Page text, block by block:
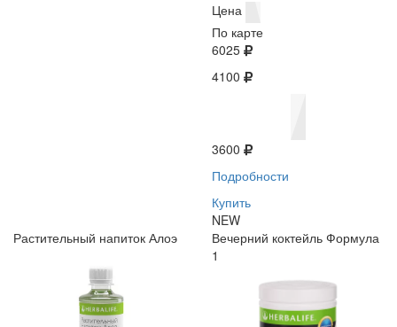
Цена
По карте
6025
4100
3600
Подробности
Купить
NEW
Растительный напиток Алоэ
Вечерний коктейль Формула
1